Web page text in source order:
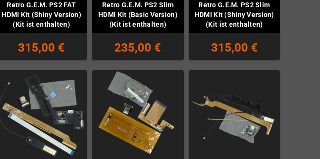
Retro G.E.M. PS2 FAT
HDMI Kit (Shiny Version)
(Kit ist enthalten)
315,00 €
Retro G.E.M. PS2 Slim
HDMI Kit (Basic Version)
(Kit ist enthalten)
235,00 €
Retro G.E.M. PS2 Slim
HDMI Kit (Shiny Version)
(Kit ist enthalten)
315,00 €